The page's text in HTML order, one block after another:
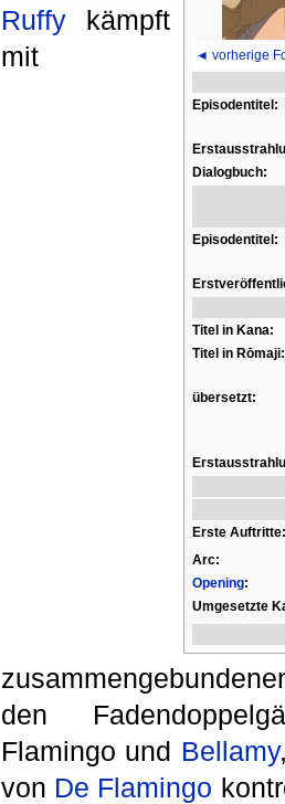
◄ vorherige
Episodentitel:
Dialogbuch:
Episodentitel:
Titel in Kana:
Titel in Rōmaji:
übersetzt:
Erste Auftritte:
Arc:
Opening:
Umgesetzte
Ruffykämpft
mit
den
Flamingo und Bellamy
von De Flamingo